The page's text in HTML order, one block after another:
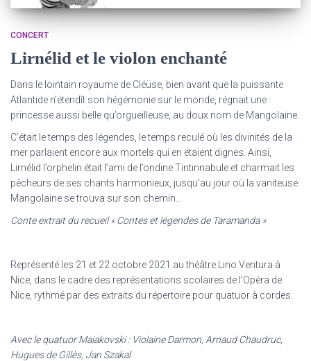
CONCERT
Lirnélid et le violon enchanté
Dans le lointain royaume de Cléüse, bien avant que la puissante
Atlantide n’étendît son hégémonie sur le monde, régnait une
princesse aussi belle qu’orgueilleuse, au doux nom de Mangolaine.
C’était le temps des légendes, le temps reculé où les divinités de la
mer parlaient encore aux mortels qui en étaient dignes. Ainsi,
Lirnélid l’orphelin était l’ami de l’ondine Tintinnabule et charmait les
pêcheurs de ses chants harmonieux, jusqu’au jour où la vaniteuse
Mangolaine se trouva sur son chemin…
Conte extrait du recueil « Contes et légendes de Taramanda »
Représenté les 21 et 22 octobre 2021 au théâtre Lino Ventura à
Nice, dans le cadre des représentations scolaires de l’Opéra de
Nice, rythmé par des extraits du répertoire pour quatuor à cordes.
Avec le quatuor Maiakovski : Violaine Darmon, Arnaud Chaudruc,
Hugues de Gillès, Jan Szakal